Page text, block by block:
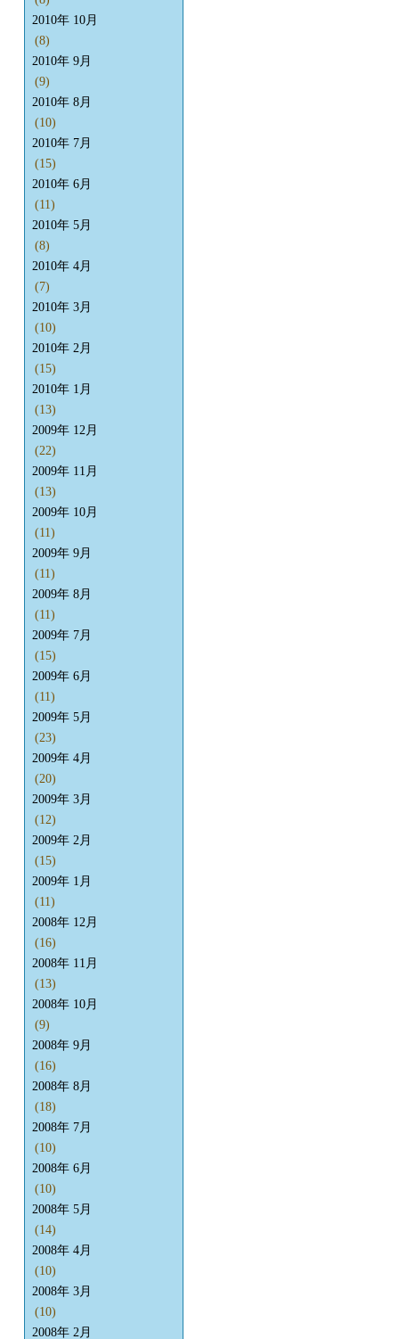
2010年 10月
(8)
2010年 9月
(9)
2010年 8月
(10)
2010年 7月
(15)
2010年 6月
(11)
2010年 5月
(8)
2010年 4月
(7)
2010年 3月
(10)
2010年 2月
(15)
2010年 1月
(13)
2009年 12月
(22)
2009年 11月
(13)
2009年 10月
(11)
2009年 9月
(11)
2009年 8月
(11)
2009年 7月
(15)
2009年 6月
(11)
2009年 5月
(23)
2009年 4月
(20)
2009年 3月
(12)
2009年 2月
(15)
2009年 1月
(11)
2008年 12月
(16)
2008年 11月
(13)
2008年 10月
(9)
2008年 9月
(16)
2008年 8月
(18)
2008年 7月
(10)
2008年 6月
(10)
2008年 5月
(14)
2008年 4月
(10)
2008年 3月
(10)
2008年 2月